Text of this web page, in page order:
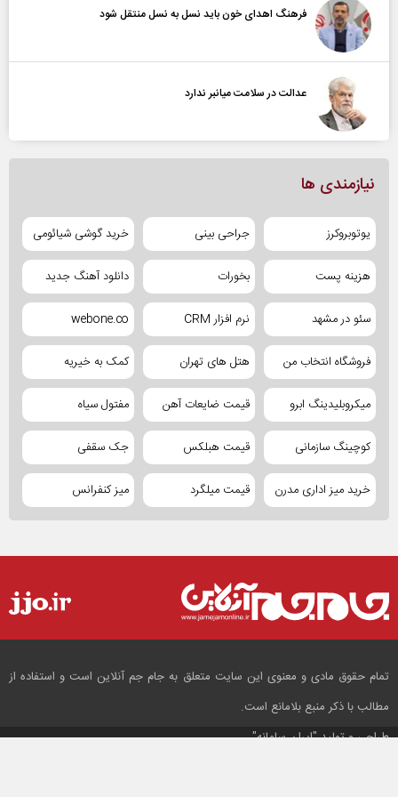
فرهنگ اهدای خون باید نسل به نسل منتقل شود
عدالت در سلامت میانبر ندارد
نیازمندی ها
یوتوبروکرز جراحی بینی خرید گوشی شیائومی
هزینه پست بخورات دانلود آهنگ جدید
سئو در مشهد نرم افزار CRM webone.co
فروشگاه انتخاب من هتل های تهران کمک به خیریه
میکروبلیدینگ ابرو قیمت ضایعات آهن مفتول سیاه
کوچینگ سازمانی قیمت هبلکس جک سقفی
خرید میز اداری مدرن قیمت میلگرد میز کنفرانس
تمام حقوق مادی و معنوی این سایت متعلق به جام جم آنلاین است و استفاده از
مطالب با ذکر منبع بلامانع است.
طراحی و تولید"ایران سامانه"